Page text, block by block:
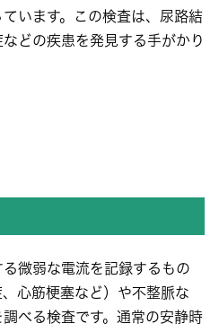
います。この検査は、尿路結
どの疾患を発見する手がかり
微弱な電流を記録するもの
心筋梗塞など）や不整脈な
べる検査です。通常の安静時